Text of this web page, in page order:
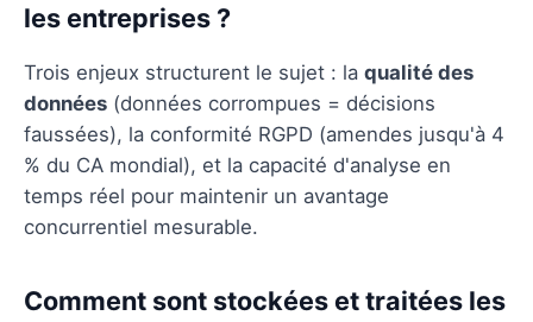
les entreprises ?
Trois enjeux structurent le sujet : la qualité des
données (données corrompues = décisions
faussées), la conformité RGPD (amendes jusqu'à 4
% du CA mondial), et la capacité d'analyse en
temps réel pour maintenir un avantage
concurrentiel mesurable.
Comment sont stockées et traitées les